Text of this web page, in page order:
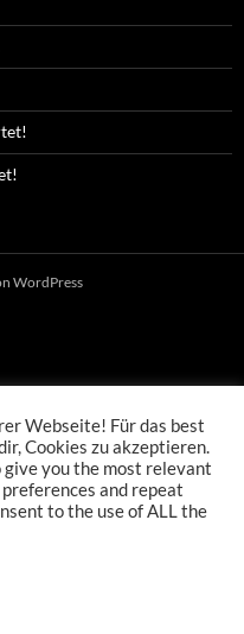
WordPress
Webseite! Für das best
Cookies zu akzeptieren.
you the most relevant
and repeat
to the use of ALL the